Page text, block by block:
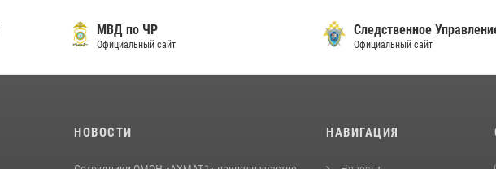
МВД по ЧР
Официальный сайт
Следственное
Официальный сайт
НОВОСТИ НАВИГАЦИЯ